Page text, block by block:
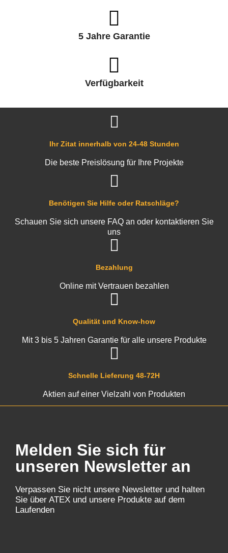
5 Jahre Garantie
Verfügbarkeit
Schnelle Lieferung 48-72H
Aktien auf einer Vielzahl von Produkten
Qualität und Know-how
Mit 3 bis 5 Jahren Garantie für alle unsere Produkte
Bezahlung
Online mit Vertrauen bezahlen
Benötigen Sie Hilfe oder Ratschläge?
Schauen Sie sich unsere FAQ an oder kontaktieren Sie
uns
Ihr Zitat innerhalb von 24-48 Stunden
Die beste Preislösung für Ihre Projekte
Melden Sie sich für
unseren Newsletter an
Verpassen Sie nicht unsere Newsletter und halten
Sie über ATEX und unsere Produkte auf dem
Laufenden